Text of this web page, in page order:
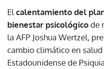
El calentamiento del
bienestar psicológicode
la AFP Joshua Wertzel,
cambio climático en
Estadounidense de